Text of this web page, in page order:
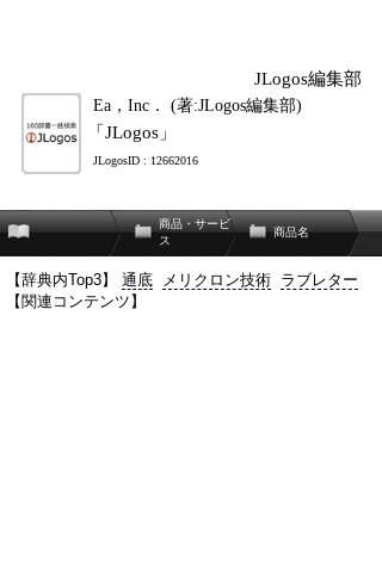
JLogos編集部
Ea，Inc． (著:JLogos編集部)
「JLogos」
JLogosID : 12662016
商品・サービ
ス
商品名
【辞典内Top3】 通底 メリクロン技術 ラブレター
【関連コンテンツ】